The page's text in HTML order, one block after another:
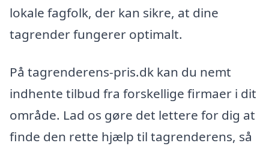
lokale fagfolk, der kan sikre, at dine
tagrender fungerer optimalt.
På tagrenderens-pris.dk kan du nemt
indhente tilbud fra forskellige firmaer i dit
område. Lad os gøre det lettere for dig at
finde den rette hjælp til tagrenderens, så